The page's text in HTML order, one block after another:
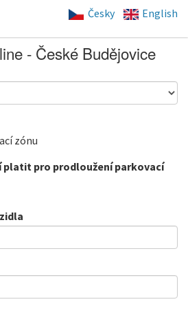
Česky English
- České Budějovice
zónu
platit pro prodloužení parkovací